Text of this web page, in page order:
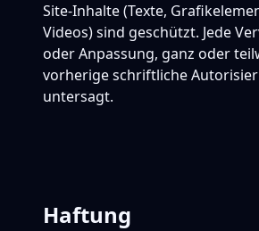
Site-Inhalte (Texte,
Videos) sind geschützt. Jede
oder Anpassung, ganz oder
vorherige schriftliche
untersagt.
Haftung